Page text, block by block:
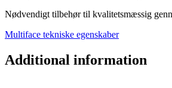
Nødvendigt tilbehør til kvalitetsmæssig
Multiface tekniske egenskaber
Additional information